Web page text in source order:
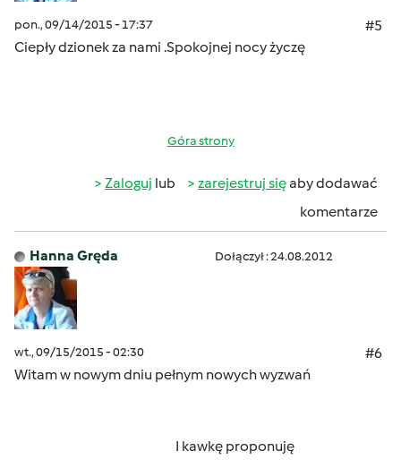
pon., 09/14/2015 - 17:37
#5
Ciepły dzionek za nami .Spokojnej nocy życzę
Góra strony
Zaloguj lub zarejestruj sięaby dodawać
komentarze
Hanna Gręda Dołączył : 24.08.2012
wt., 09/15/2015 - 02:30
#6
Witam w nowym dniu pełnym nowych wyzwań
I kawkę proponuję